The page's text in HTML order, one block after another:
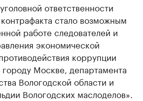
ответственности
стало возможным
работе следователей и
экономической
коррупции
Москве, департамента
Вологодской области и
Вологодских маслоделов».